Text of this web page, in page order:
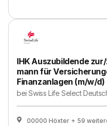
IHK Auszubildende
mann für
Finanzanlagen (m/w/d)
beiSwiss Life Select
00000 Höxter + 59